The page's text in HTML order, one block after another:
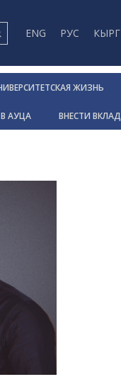
ENG РУС КЫРГ
ЖИЗНЬ
АУЦА ВНЕСТИ ВКЛАД